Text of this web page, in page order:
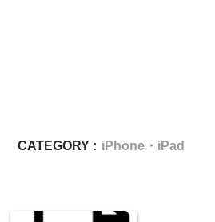
CATEGORY : iPhone・iPad